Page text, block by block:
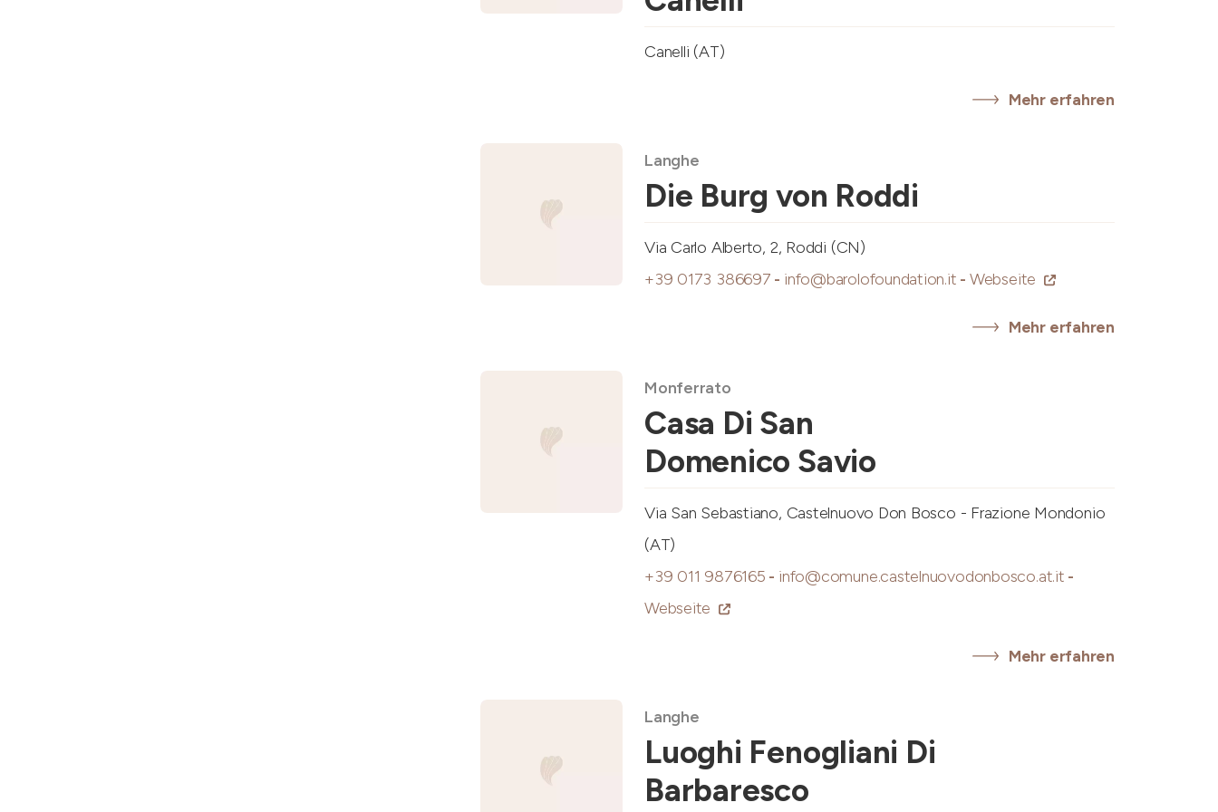
Canelli (AT)
Mehr erfahren
Langhe
Die Burg von Roddi
Via Carlo Alberto, 2, Roddi (CN)
+39 0173 386697 - info@barolofoundation.it - Webseite
Mehr erfahren
Monferrato
Casa Di San
Domenico Savio
Via San Sebastiano, Castelnuovo Don Bosco - Frazione Mondonio
(AT)
+39 011 9876165 - info@comune.castelnuovodonbosco.at.it -
Webseite
Mehr erfahren
Langhe
Luoghi Fenogliani Di
Barbaresco